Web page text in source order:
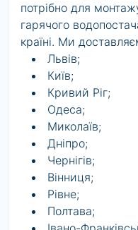
потрібно для
гарячого
країні. Ми
Львів;
Київ;
Кривий Ріг;
Одеса;
Миколаїв;
Дніпро;
Чернігів;
Вінниця;
Рівне;
Полтава;